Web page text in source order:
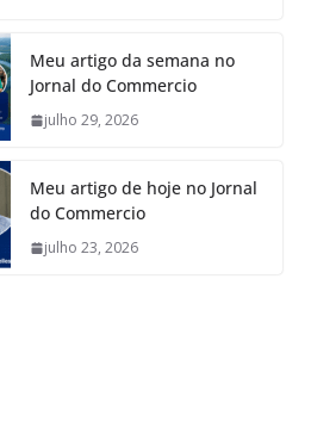
Meu artigo da semana no
Jornal do Commercio
julho 29, 2026
Meu artigo de hoje no Jornal
do Commercio
julho 23, 2026